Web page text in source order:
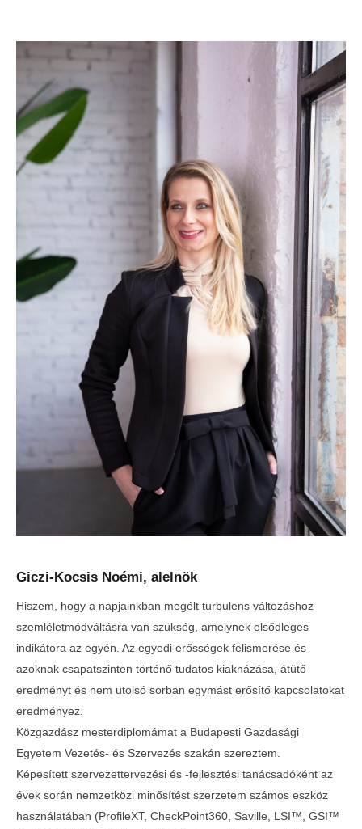
Giczi-Kocsis Noémi, alelnök
Hiszem, hogy a napjainkban megélt turbulens változáshoz
szemléletmódváltásra van szükség, amelynek elsődleges
indikátora az egyén. Az egyedi erősségek felismerése és
azoknak csapatszinten történő tudatos kiaknázása, átütő
eredményt és nem utolsó sorban egymást erősítő kapcsolatokat
eredményez.
Közgazdász mesterdiplomámat a Budapesti Gazdasági
Egyetem Vezetés- és Szervezés szakán szereztem.
Képesített szervezettervezési és -fejlesztési tanácsadóként az
évek során nemzetközi minősítést szerzetem számos eszköz
használatában (ProfileXT, CheckPoint360, Saville, LSI™, GSI™